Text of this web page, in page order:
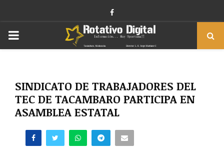
Facebook
PRIMARY
SINDICATO DE TRABAJADORES DEL
TEC DE TACAMBARO PARTICIPA EN
ASAMBLEA ESTATAL